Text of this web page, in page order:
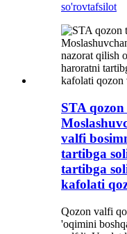
so'rovtafsilot
STA
valfi
tartibga
tartibga
kafolati
Qozon valfi
'oqimini